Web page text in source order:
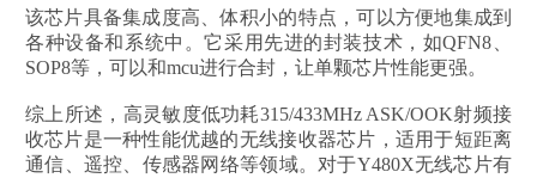
该芯片具备集成度高、体积小的特点，可以方便地集成到
各种设备和系统中。它采用先进的封装技术，如QFN8、
SOP8等，可以和mcu进行合封，让单颗芯片性能更强。
综上所述，高灵敏度低功耗315/433MHz ASK/OOK射频接
收芯片是一种性能优越的无线接收器芯片，适用于短距离
通信、遥控、传感器网络等领域。对于Y480X无线芯片有